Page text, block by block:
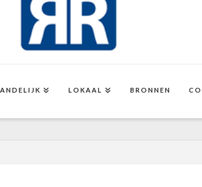
LOKAAL BRONNEN